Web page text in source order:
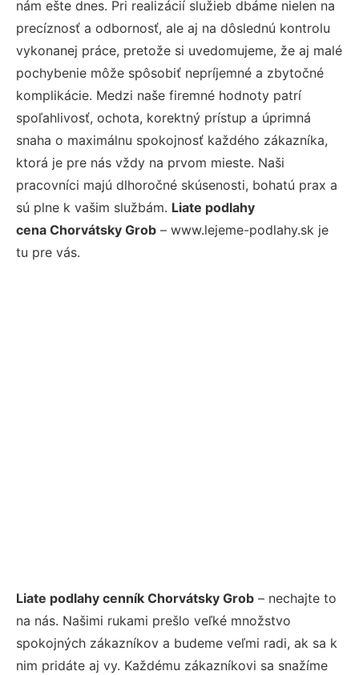
nám ešte dnes. Pri realizácií služieb dbáme nielen na
precíznosť a odbornosť, ale aj na dôslednú kontrolu
vykonanej práce, pretože si uvedomujeme, že aj malé
pochybenie môže spôsobiť nepríjemné a zbytočné
komplikácie. Medzi naše firemné hodnoty patrí
spoľahlivosť, ochota, korektný prístup a úprimná
snaha o maximálnu spokojnosť každého zákazníka,
ktorá je pre nás vždy na prvom mieste. Naši
pracovníci majú dlhoročné skúsenosti, bohatú prax a
sú plne k vašim službám. Liate podlahy
cena Chorvátsky Grob – www.lejeme-podlahy.sk je
tu pre vás.
Liate podlahy cenník Chorvátsky Grob – nechajte to
na nás. Našimi rukami prešlo veľké množstvo
spokojných zákazníkov a budeme veľmi radi, ak sa k
nim pridáte aj vy. Každému zákazníkovi sa snažíme